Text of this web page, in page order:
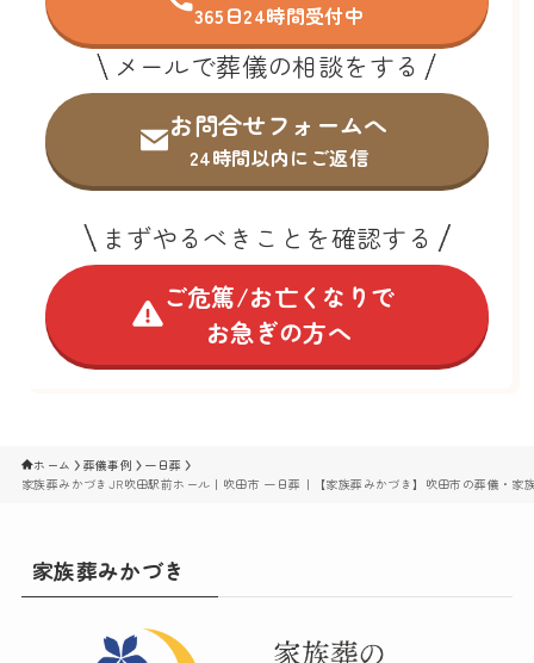
365日24時間受付中
メールで葬儀の相談をする
お問合せフォームへ
24時間以内にご返信
まずやるべきことを確認する
ご危篤/お亡くなりで
お急ぎの方へ
ホーム 葬儀事例
一日葬
家族葬みかづきJR吹田駅前ホール｜吹田市 一日葬｜【家族葬みかづき】吹田市の葬儀・家
家族葬みかづき